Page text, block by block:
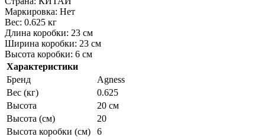
Маркировка: Нет
Вес: 0.625 кг
Длина коробки: 23 см
Ширина коробки: 23 см
Высота коробки: 6 см
Характеристики
Бренд
Agness
Вес (кг)
0.625
Высота
20 см
Высота (см)
20
Высота коробки (см)
6